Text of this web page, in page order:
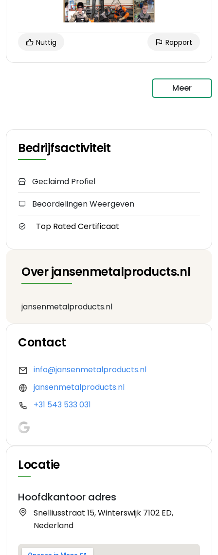
Nuttig Rapport
Meer
Bedrijfsactiviteit
Geclaimd Profiel
Beoordelingen Weergeven
Top Rated Certificaat
Over jansenmetalproducts.nl
jansenmetalproducts.nl
Contact
info@jansenmetalproducts.nl
jansenmetalproducts.nl
+31 543 533 031
Locatie
Hoofdkantoor adres
Snelliusstraat 15, Winterswijk 7102 ED,
Nederland